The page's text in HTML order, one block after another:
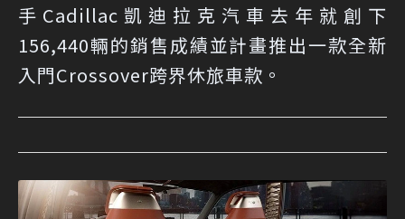
手Cadillac凱迪拉克汽車去年就創下
156,440輛的銷售成績並計畫推出一款全新
入門Crossover跨界休旅車款。